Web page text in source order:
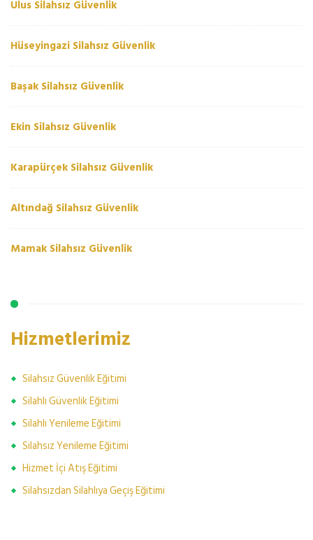
Ulus Silahsız Güvenlik
Hüseyingazi Silahsız Güvenlik
Başak Silahsız Güvenlik
Ekin Silahsız Güvenlik
Karapürçek Silahsız Güvenlik
Altındağ Silahsız Güvenlik
Mamak Silahsız Güvenlik
Hizmetlerimiz
Silahsız Güvenlik Eğitimi
Silahlı Güvenlik Eğitimi
Silahlı Yenileme Eğitimi
Silahsız Yenileme Eğitimi
Hizmet İçi Atış Eğitimi
Silahsızdan Silahlıya Geçiş Eğitimi